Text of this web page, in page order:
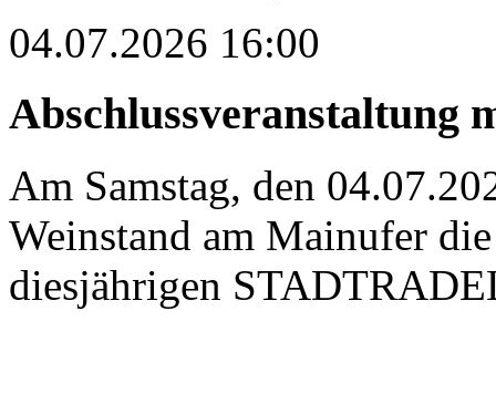
04.07.2026 16:00
Abschlussveranstaltung
Am Samstag, den
Weinstand am Mainufer
diesjährigen